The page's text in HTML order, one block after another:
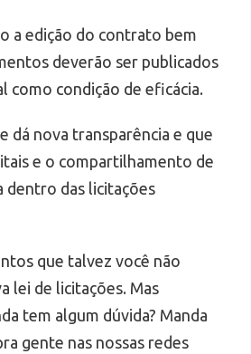
a edição do contrato bem
deverão ser publicados
como condição de eficácia.
dá nova transparência e que
e o compartilhamento de
dentro das licitações
que talvez você não
lei de licitações. Mas
tem algum dúvida? Manda
gente nas nossas redes